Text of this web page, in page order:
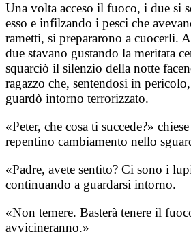
Una volta acceso il fuoco, i due si
esso e infilzando i pesci che
rametti, si prepararono a cuocerli.
due stavano gustando la meritata
squarciò il silenzio della notte
ragazzo che, sentendosi in
guardò intorno terrorizzato.
«Peter, che cosa ti succede?»
repentino cambiamento nello
«Padre, avete sentito? Ci sono i
continuando a guardarsi intorno.
«Non temere. Basterà tenere il
avvicineranno.»